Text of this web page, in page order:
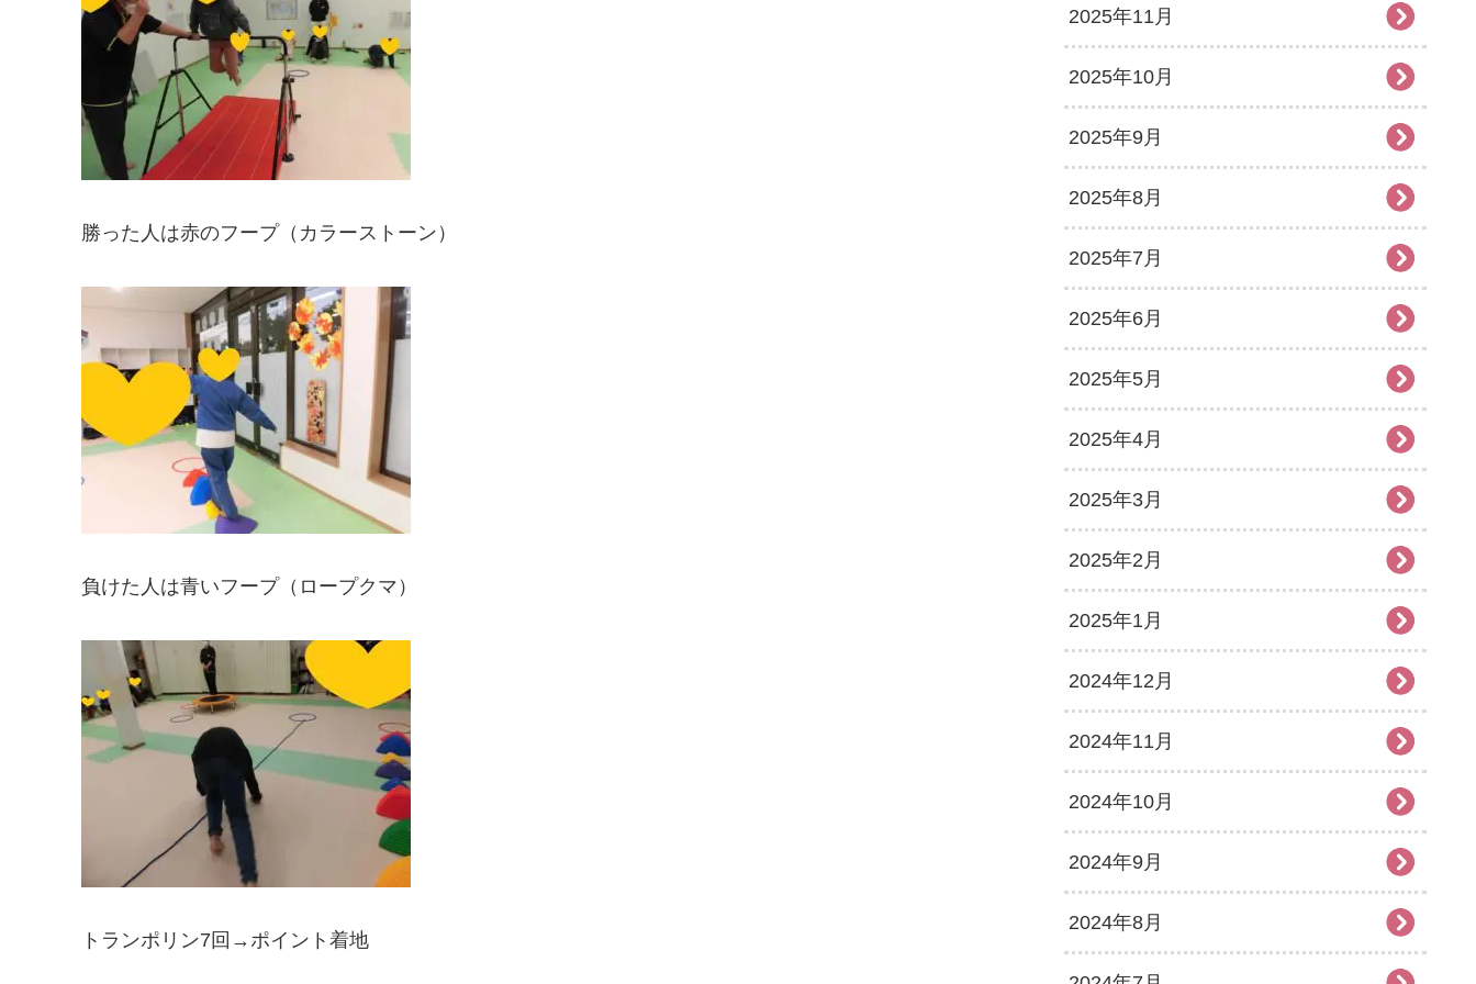
勝った人は赤のフープ（カラーストーン）
負けた人は青いフープ（ロープクマ）
トランポリン7回→ポイント着地
2025年11月
2025年10月
2025年9月
2025年8月
2025年7月
2025年6月
2025年5月
2025年4月
2025年3月
2025年2月
2025年1月
2024年12月
2024年11月
2024年10月
2024年9月
2024年8月